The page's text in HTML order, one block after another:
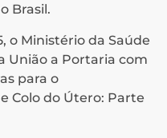
Brasil.
o Ministério da Saúde
União a Portaria com
para o
Colo do Útero: Parte